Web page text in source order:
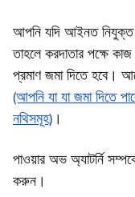
আপনি যদি আইনত নিযুক্ত
তাহলে করদাতার পক্ষে
প্রমাণ জমা দিতে হবে।
(আপনি যা যা জমা দিতে
নথিসমূহ) ।
পাওয়ার অভ অ্যাটর্নি
করুন।